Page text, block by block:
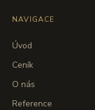
NAVIGACE
Úvod
Ceník
O nás
Reference